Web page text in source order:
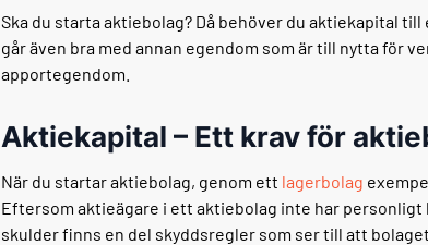
Ska du starta aktiebolag? Då behöver du aktiekapital till
går även bra med annan egendom som är till nytta för
apportegendom.
Aktiekapital – Ett krav för
När du startar aktiebolag, genom ett lagerbolag
Eftersom aktieägare i ett aktiebolag inte har
skulder finns en del skyddsregler som ser till att